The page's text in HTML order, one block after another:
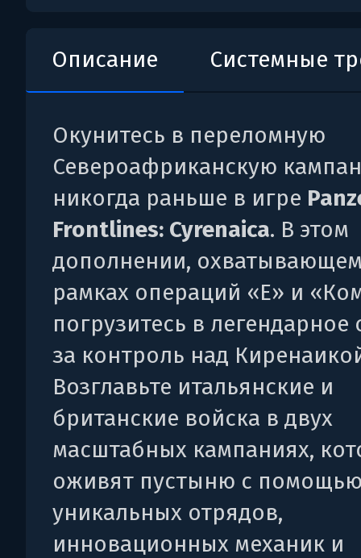
Описание Системные
Окунитесь в переломную
Североафриканскую
никогда раньше в игре
Frontlines: Cyrenaica. В этом
дополнении,
рамках операций «Е» и
погрузитесь в
за контроль над
Возглавьте итальянские и
британские войска в двух
масштабных кампаниях,
оживят пустыню с
уникальных отрядов,
инновационных механик и